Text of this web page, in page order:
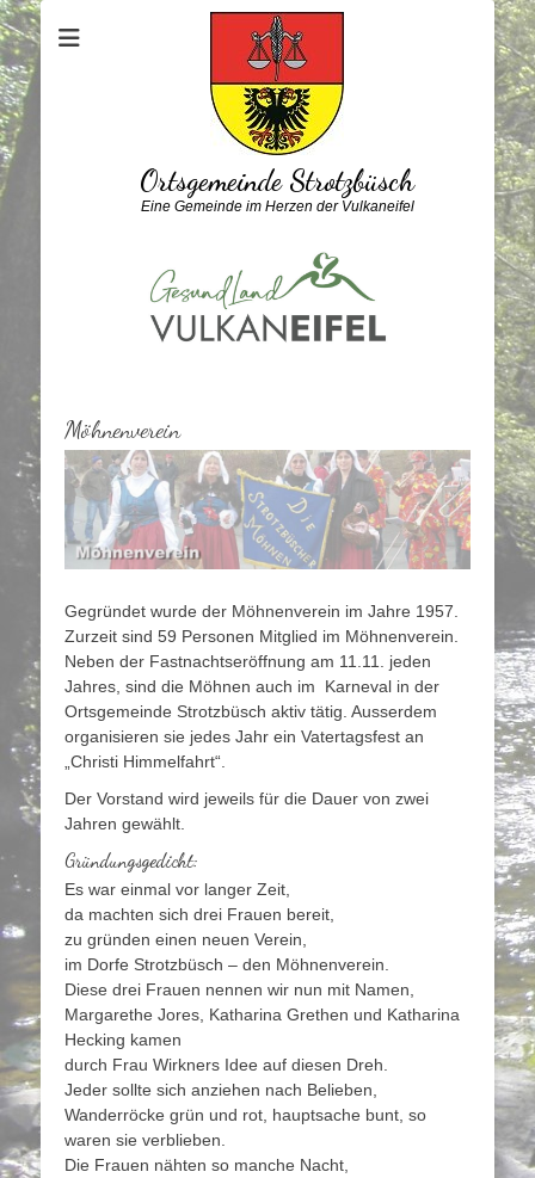
Ortsgemeinde Strotzbüsch
Eine Gemeinde im Herzen der Vulkaneifel
Möhnenverein
Gegründet wurde der Möhnenverein im Jahre 1957.
Zurzeit sind 59 Personen Mitglied im Möhnenverein.
Neben der Fastnachtseröffnung am 11.11. jeden
Jahres, sind die Möhnen auch im Karneval in der
Ortsgemeinde Strotzbüsch aktiv tätig. Ausserdem
organisieren sie jedes Jahr ein Vatertagsfest an
„Christi Himmelfahrt“.
Der Vorstand wird jeweils für die Dauer von zwei
Jahren gewählt.
Gründungsgedicht:
Es war einmal vor langer Zeit,
da machten sich drei Frauen bereit,
zu gründen einen neuen Verein,
im Dorfe Strotzbüsch – den Möhnenverein.
Diese drei Frauen nennen wir nun mit Namen,
Margarethe Jores, Katharina Grethen und Katharina
Hecking kamen
durch Frau Wirkners Idee auf diesen Dreh.
Jeder sollte sich anziehen nach Belieben,
Wanderröcke grün und rot, hauptsache bunt, so
waren sie verblieben.
Die Frauen nähten so manche Nacht,